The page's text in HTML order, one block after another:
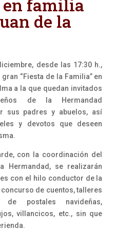
familia
de la
desde las 17:30 h.,
“Fiesta de la Familia” en
a la que quedan invitados
de la Hermandad
sus padres y abuelos, así
y devotos que deseen
con la coordinación del
Hermandad, se realizarán
con el hilo conductor de la
de cuentos, talleres
de postales navideñas,
villancicos, etc., sin que